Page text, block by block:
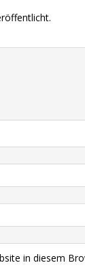
in diesem